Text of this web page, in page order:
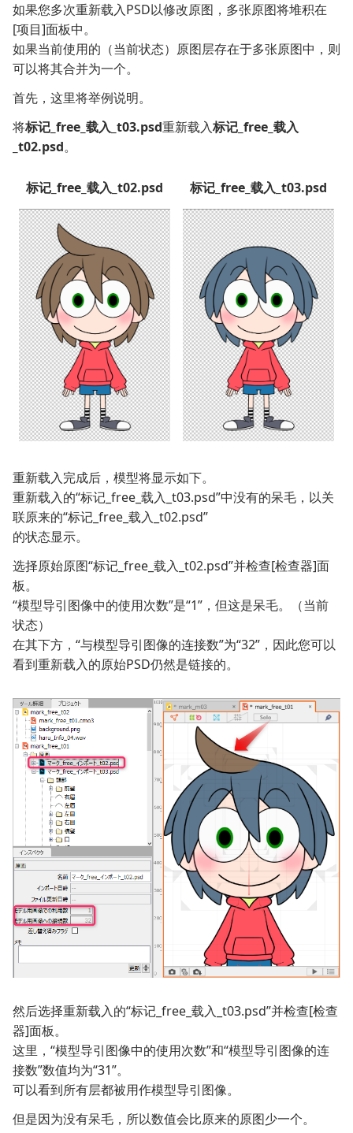
如果您多次重新载入PSD以修改原图，多张原图将堆积在
[项目]面板中。
如果当前使用的（当前状态）原图层存在于多张原图中，则
可以将其合并为一个。
首先，这里将举例说明。
将标记_free_载入_t03.psd重新载入标记_free_载入
_t02.psd。
标记_free_载入_t02.psd 标记_free_载入_t03.psd
重新载入完成后，模型将显示如下。
重新载入的“标记_free_载入_t03.psd”中没有的呆毛，以关
联原来的“标记_free_载入_t02.psd”
的状态显示。
选择原始原图“标记_free_载入_t02.psd”并检查[检查器]面
板。
“模型导引图像中的使用次数”是“1”，但这是呆毛。（当前
状态）
在其下方，“与模型导引图像的连接数”为“32”，因此您可以
看到重新载入的原始PSD仍然是链接的。
然后选择重新载入的“标记_free_载入_t03.psd”并检查[检查
器]面板。
这里，“模型导引图像中的使用次数”和“模型导引图像的连
接数”数值均为“31”。
可以看到所有层都被用作模型导引图像。
但是因为没有呆毛，所以数值会比原来的原图少一个。